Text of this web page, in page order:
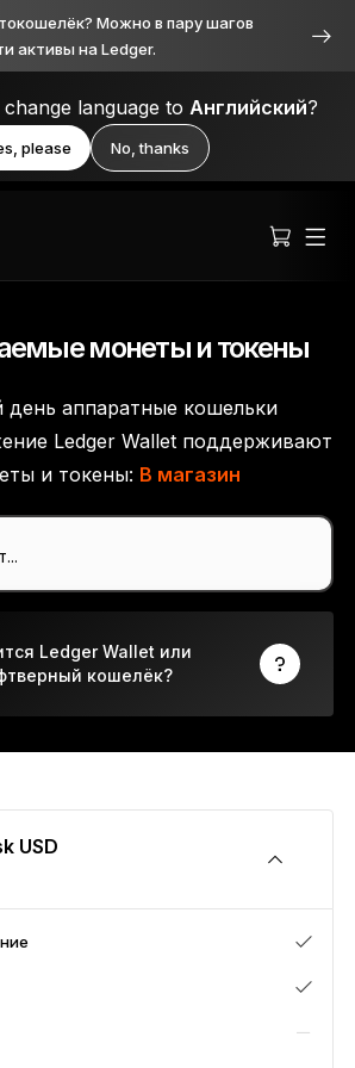
Можно в пару шагов
активы на Ledger.
language to Английский?
please No, thanks
во всём
NanoGen5
персонализировать
кошельки
монеты и токены
день аппаратные кошельки
Ledger Wallet поддерживают
и токены: В магазин
Ledger Wallet или
кошелёк?
USD